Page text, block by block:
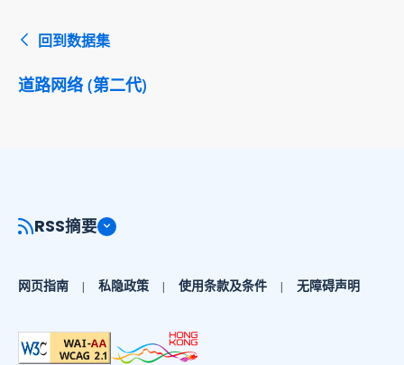
回到数据集
道路网络 (第二代)
RSS摘要
网页指南 私隐政策 使用条款及条件 无障碍声明